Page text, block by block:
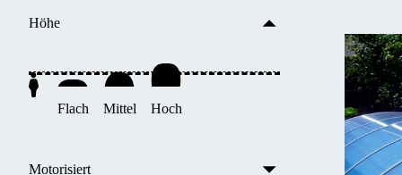
Höhe
Flach Mittel Hoch
Motorisiert